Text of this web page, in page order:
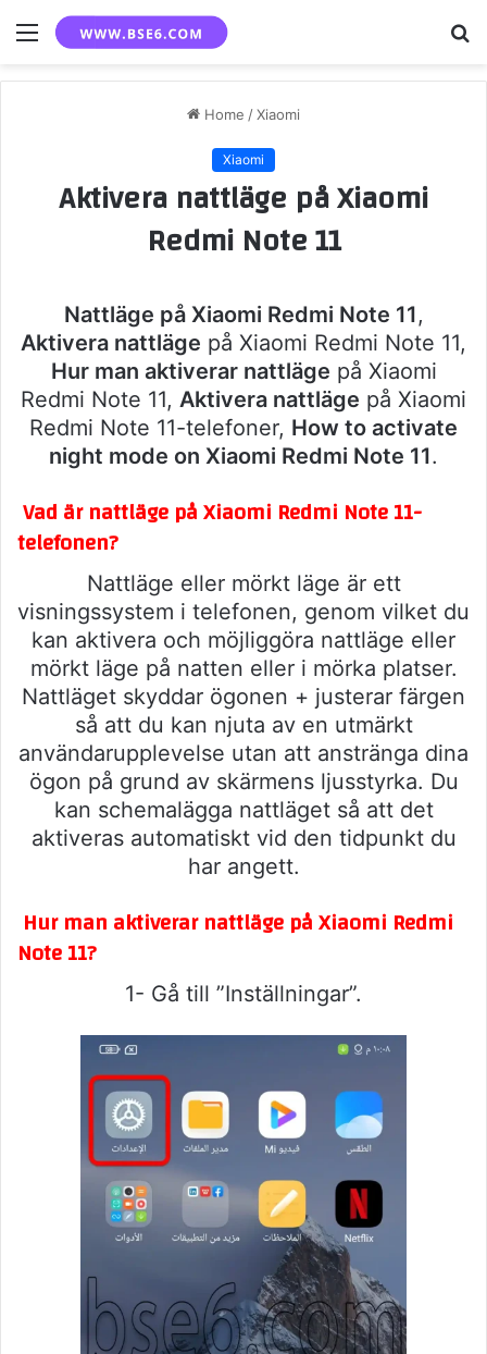
Menu
Home /Xiaomi
Xiaomi
Aktivera nattläge på Xiaomi
Redmi Note 11
Nattläge på Xiaomi Redmi Note 11,
Aktivera nattläge på Xiaomi Redmi Note 11,
Hur man aktiverar nattläge på Xiaomi
Redmi Note 11, Aktivera nattläge på Xiaomi
Redmi Note 11-telefoner, How to activate
night mode on Xiaomi Redmi Note 11.
Vad är nattläge på Xiaomi Redmi Note 11-
telefonen?
Nattläge eller mörkt läge är ett
visningssystem i telefonen, genom vilket du
kan aktivera och möjliggöra nattläge eller
mörkt läge på natten eller i mörka platser.
Nattläget skyddar ögonen + justerar färgen
så att du kan njuta av en utmärkt
användarupplevelse utan att anstränga dina
ögon på grund av skärmens ljusstyrka. Du
kan schemalägga nattläget så att det
aktiveras automatiskt vid den tidpunkt du
har angett.
Hur man aktiverar nattläge på Xiaomi Redmi
Note 11?
1- Gå till ”Inställningar”.